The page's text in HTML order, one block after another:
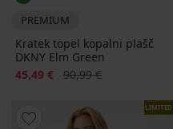
PREMIUM
Kratek topel kopalni plašč
DKNY Elm Green
Popust
45,49 € Prvotna cena
90,99 €
LIMITED